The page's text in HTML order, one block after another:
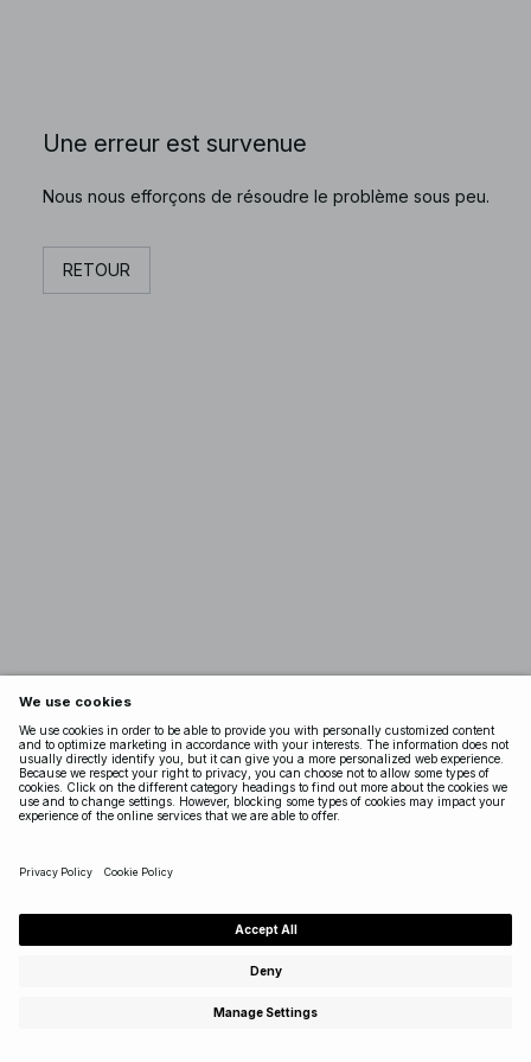
Une erreur est survenue
Nous nous efforçons de résoudre le problème sous peu.
RETOUR